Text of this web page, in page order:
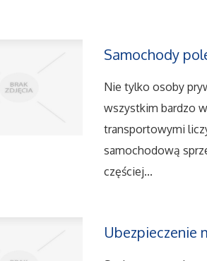
Samochody
Nie tylko osoby
wszystkim bardzo
transportowymi
samochodową
częściej...
Ubezpieczenie